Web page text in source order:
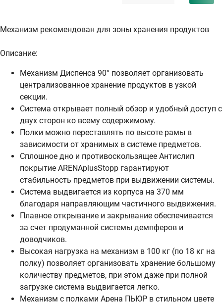
Механизм рекомендован для зоны хранения продуктов
Описание:
Механизм Диспенса 90° позволяет организовать
централизованное хранение продуктов в узкой
секции.
Система открывает полный обзор и удобный доступ с
двух сторон ко всему содержимому.
Полки можно переставлять по высоте рамы в
зависимости от хранимых в системе предметов.
Сплошное дно и противоскользящее Антислип
покрытие ARENAplusStopp гарантируют
стабильность предметов при выдвижении системы.
Система выдвигается из корпуса на 370 мм
благодаря направляющим частичного выдвижения.
Плавное открывание и закрывание обеспечивается
за счет продуманной системы демпферов и
доводчиков.
Высокая нагрузка на механизм в 100 кг (по 18 кг на
полку) позволяет организовать хранение большому
количеству предметов, при этом даже при полной
загрузке система выдвигается легко.
Механизм с полками Арена ПЬЮР в стильном цвете